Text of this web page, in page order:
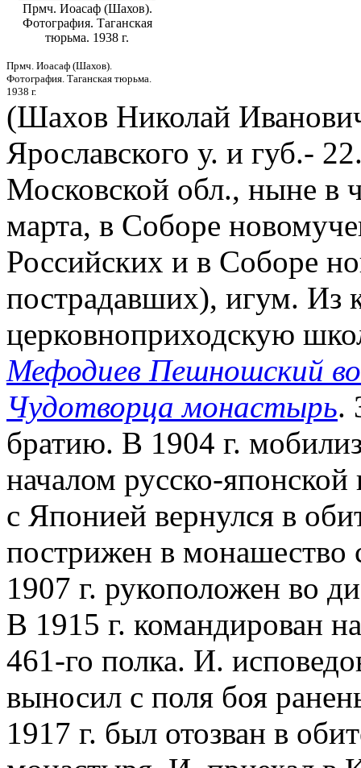
Прмч. Иоасаф (Шахов).
Фотография. Таганская
тюрьма. 1938 г.
Прмч. Иоасаф (Шахов).
Фотография. Таганская тюрьма.
1938 г.
(Шахов Николай
Ярославского у. и губ.-
Московской обл., ныне в
марта, в Соборе
Российских и в Соборе
пострадавших), игум. Из
церковноприходскую
Мефодиев Пешношский
Чудотворца монастырь.
братию. В 1904 г.
началом русско-
с Японией вернулся в
пострижен в
1907 г. рукоположен во
В 1915 г. командирован
461-го полка. И.
выносил с поля боя
1917 г. был отозван в